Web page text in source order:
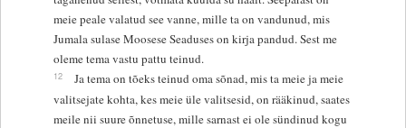
meie peale valatud see vanne, mille ta on vandunud, mis
Jumala sulase Moosese Seaduses on kirja pandud. Sest me
oleme tema vastu pattu teinud.
12
Ja tema on tõeks teinud oma sõnad, mis ta meie ja meie
valitsejate kohta, kes meie üle valitsesid, on rääkinud, saates
meile nii suure õnnetuse, mille sarnast ei ole sündinud kogu